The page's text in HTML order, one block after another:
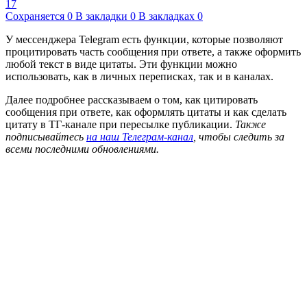
17
Сохраняется 0 В закладки 0 В закладках 0
У мессенджера Telegram есть функции, которые позволяют
процитировать часть сообщения при ответе, а также оформить
любой текст в виде цитаты. Эти функции можно
использовать, как в личных переписках, так и в каналах.
Далее подробнее рассказываем о том, как цитировать
сообщения при ответе, как оформлять цитаты и как сделать
цитату в ТГ-канале при пересылке публикации. Также
подписывайтесь на наш Телеграм-канал, чтобы следить за
всеми последними обновлениями.